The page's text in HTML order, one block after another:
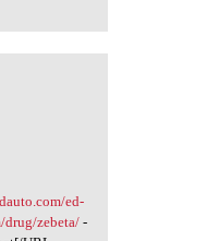
ed-
zebeta/ -